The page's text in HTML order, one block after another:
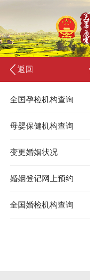
返回
全国孕检机构查询
母婴保健机构查询
变更婚姻状况
婚姻登记网上预约
全国婚检机构查询